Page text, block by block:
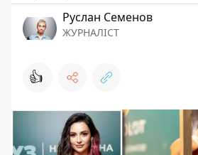
Руслан Семенов
ЖУРНАЛІСТ
👍